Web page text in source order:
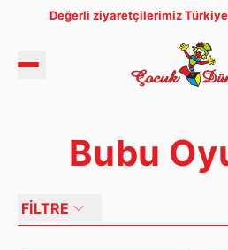
Değerli ziyaretçilerimiz
Bubu
FİLTRE